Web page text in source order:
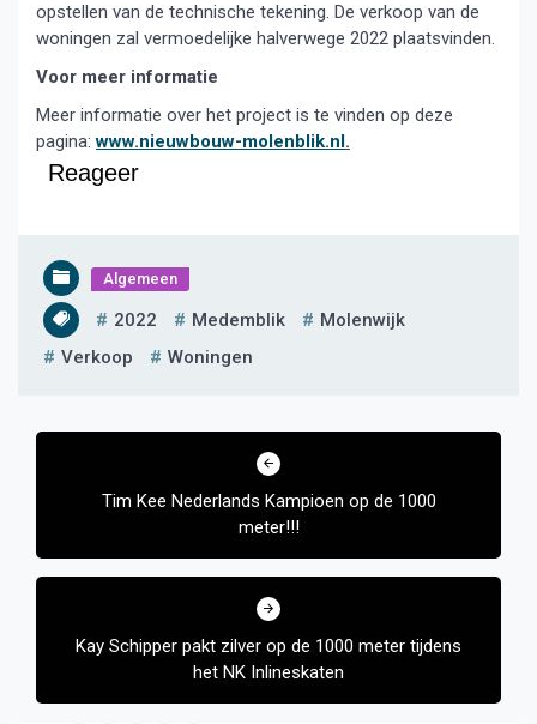
opstellen van de technische tekening. De verkoop van de
woningen zal vermoedelijke halverwege 2022 plaatsvinden.
Voor meer informatie
Meer informatie over het project is te vinden op deze
pagina:www.nieuwbouw-molenblik.nl.
Reageer
Algemeen
2022 Medemblik
Molenwijk
Verkoop
Woningen
Bericht
Tim Kee Nederlands Kampioen op de 1000
meter!!!
Kay Schipper pakt zilver op de 1000 meter tijdens
het NK Inlineskaten